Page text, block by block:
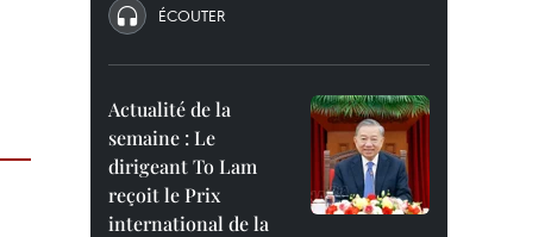
ÉCOUTER
Actualité de la
semaine : Le
dirigeant To Lam
reçoit le Prix
international de la